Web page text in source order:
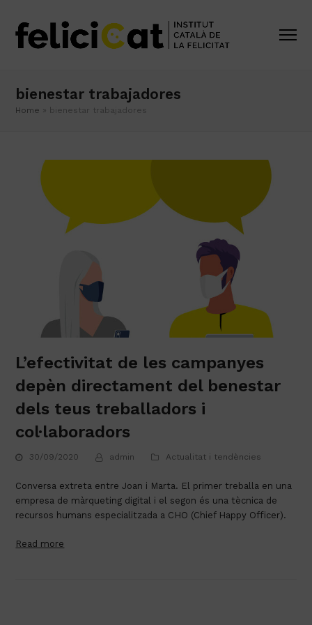
bienestar trabajadores
Home » bienestar trabajadores
L’efectivitat de les campanyes
depèn directament del benestar
dels teus treballadors i
col·laboradors
30/09/2020 admin Actualitat i tendències
Conversa extreta entre Joan i Marta. El primer treballa en una
empresa de màrqueting digital i el segon és una tècnica de
recursos humans especialitzada a CHO (Chief Happy Officer).
Read more